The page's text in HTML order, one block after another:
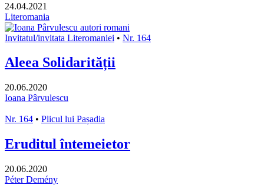
24.04.2021
Literomania
Invitatul/invitata Literomaniei • Nr. 164
Aleea Solidarității
20.06.2020
Ioana Pârvulescu
Nr. 164 • Plicul lui Pașadia
Eruditul întemeietor
20.06.2020
Péter Demény